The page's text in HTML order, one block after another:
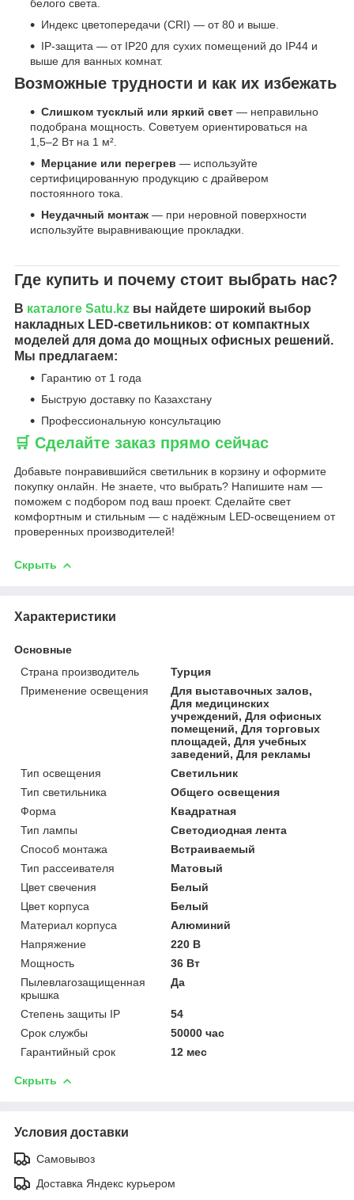
белого света.
Индекс цветопередачи (CRI) — от 80 и выше.
IP-защита — от IP20 для сухих помещений до IP44 и
выше для ванных комнат.
Возможные трудности и как их избежать
Слишком тусклый или яркий свет — неправильно
подобрана мощность. Советуем ориентироваться на
1,5–2 Вт на 1 м².
Мерцание или перегрев — используйте
сертифицированную продукцию с драйвером
постоянного тока.
Неудачный монтаж — при неровной поверхности
используйте выравнивающие прокладки.
Где купить и почему стоит выбрать нас?
В каталоге Satu.kz вы найдете широкий выбор
накладных LED-светильников: от компактных
моделей для дома до мощных офисных решений.
Мы предлагаем:
Гарантию от 1 года
Быструю доставку по Казахстану
Профессиональную консультацию
🛒 Сделайте заказ прямо сейчас
Добавьте понравившийся светильник в корзину и оформите
покупку онлайн. Не знаете, что выбрать? Напишите нам —
поможем с подбором под ваш проект. Сделайте свет
комфортным и стильным — с надёжным LED-освещением от
проверенных производителей!
Скрыть
Характеристики
Основные
Страна производитель
Турция
Применение освещения
Для выставочных залов,
Для медицинских
учреждений, Для офисных
помещений, Для торговых
площадей, Для учебных
заведений, Для рекламы
Тип освещения
Светильник
Тип светильника
Общего освещения
Форма
Квадратная
Тип лампы
Светодиодная лента
Способ монтажа
Встраиваемый
Тип рассеивателя
Матовый
Цвет свечения
Белый
Цвет корпуса
Белый
Материал корпуса
Алюминий
Напряжение
220 В
Мощность
36 Вт
Пылевлагозащищенная
крышка
Да
Степень защиты IP
54
Срок службы
50000 час
Гарантийный срок
12 мес
Скрыть
Условия доставки
Самовывоз
Доставка Яндекс курьером